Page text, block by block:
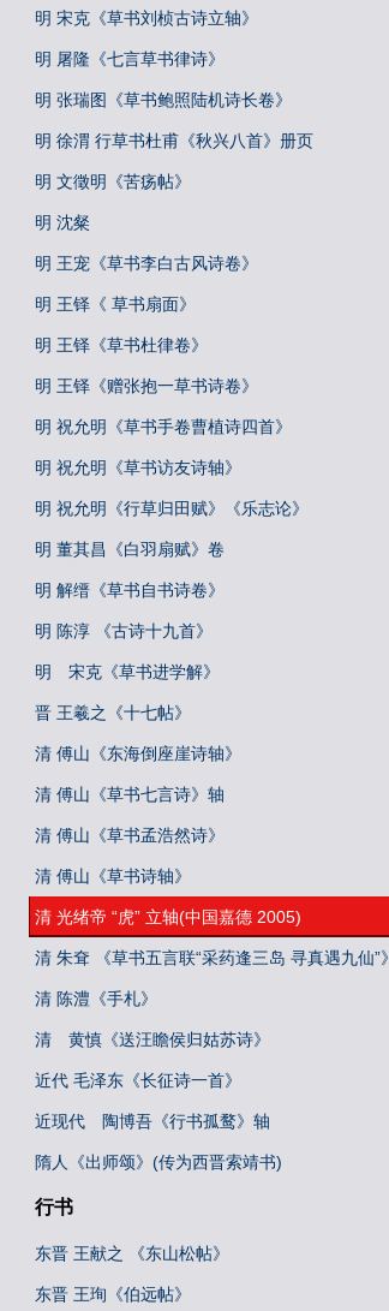
明 宋克《草书刘桢古诗立轴》
明 屠隆《七言草书律诗》
明 张瑞图《草书鲍照陆机诗长卷》
明 徐渭 行草书杜甫《秋兴八首》册页
明 文徵明《苦疡帖》
明 沈粲
明 王宠《草书李白古风诗卷》
明 王铎《 草书扇面》
明 王铎《草书杜律卷》
明 王铎《赠张抱一草书诗卷》
明 祝允明《草书手卷曹植诗四首》
明 祝允明《草书访友诗轴》
明 祝允明《行草归田赋》《乐志论》
明 董其昌《白羽扇赋》卷
明 解缙《草书自书诗卷》
明 陈淳 《古诗十九首》
明 宋克《草书进学解》
晋 王羲之《十七帖》
清 傅山《东海倒座崖诗轴》
清 傅山《草书七言诗》轴
清 傅山《草书孟浩然诗》
清 傅山《草书诗轴》
清 光绪帝 “虎” 立轴(中国嘉德 2005)
清 朱耷 《草书五言联“采药逢三岛 寻真遇九仙”》
清 陈澧《手札》
清 黄慎《送汪瞻侯归姑苏诗》
近代 毛泽东《长征诗一首》
近现代 陶博吾《行书孤鹜》轴
隋人《出师颂》(传为西晋索靖书)
行书
东晋 王献之 《东山松帖》
东晋 王珣《伯远帖》